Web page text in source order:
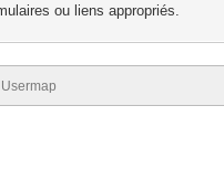
ou liens appropriés.
Usermap